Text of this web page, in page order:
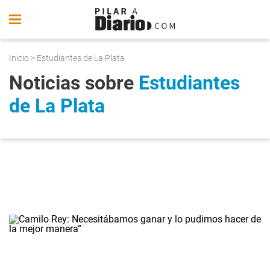
Inicio > Estudiantes de La Plata
Noticias sobre Estudiantes
de La Plata